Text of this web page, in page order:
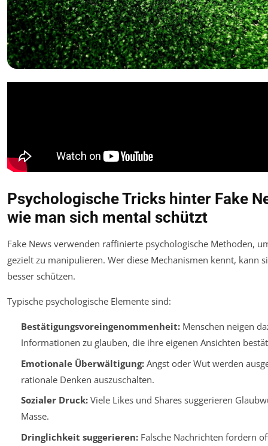
Psychologische Tricks hinter Fake
wie man sich mental schützt
Fake News verwenden raffinierte psychologische Methoden,
gezielt zu manipulieren. Wer diese Mechanismen kennt, kann
besser schützen.
Typische psychologische Elemente sind:
Bestätigungsvoreingenommenheit:Menschen neigen
Informationen zu glauben, die ihre eigenen Ansichten
Emotionale Überwältigung:Angst oder Wut werden
rationale Denken auszuschalten.
Sozialer Druck:Viele Likes und Shares suggerieren
Masse.
Dringlichkeit suggerieren:Falsche Nachrichten fordern